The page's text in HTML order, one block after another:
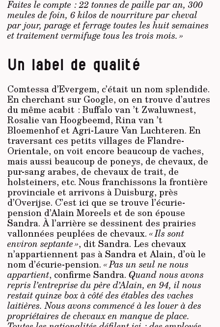
Faites le compte : 22 tonnes de paille par an, 300
meules de foin, 6 kilos de nourriture par cheval
par jour, parage et ferrage toutes les huit semaines
et traitement vermifuge tous les trois mois. »
Un label de qualité
Comtessa d’Evergem, c’était un nom splendide.
En cherchant sur Google, on en trouve d’autres
du même acabit : Buffalo van ’t Zwaluwnest,
Rosalie van Hoogbeemd, Rina van ’t
Bloemenhof et Agri-Laure Van Luchteren. En
traversant ces petits villages de Flandre-
Orientale, on voit encore beaucoup de vaches,
mais aussi beaucoup de poneys, de chevaux, de
pur-sang arabes, de chevaux de trait, de
holsteiners, etc. Nous franchissons la frontière
provinciale et arrivons à Duisburg, près
d’Overijse. C’est ici que se trouve l’écurie-
pension d’Alain Moreels et de son épouse
Sandra. À l’arrière se dessinent des prairies
vallonnées peuplées de chevaux. « Ils sont
environ septante », dit Sandra. Les chevaux
n’appartiennent pas à Sandra et Alain, d’où le
nom d’écurie-pension. « Pas un seul ne nous
appartient, con­firme Sandra. Quand nous avons
repris l’entreprise du père d’Alain, en 94, il nous
restait quinze box à côté des étables des vaches
laitières. Nous avons commencé à les louer à des
propriétaires de chevaux en manque de place.